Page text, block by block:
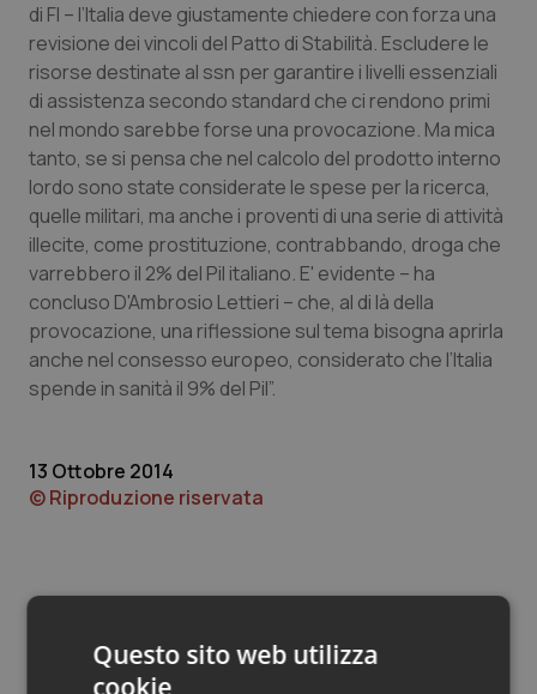
Toscana
Umbria
Valle D’Aosta
Veneto
Obesità
Oftalmologia
Oncodermatologia
Oncoematologia
Oncologia & Nutrizione
Psoriasi & pelle
Quotidiano Chirurgia
Quotidiano Pediatria
Rene & patologie urogenitali
di FI – l’Italia deve giustamente chiedere con forza una
revisione dei vincoli del Patto di Stabilità. Escludere le
risorse destinate al ssn per garantire i livelli essenziali
di assistenza secondo standard che ci rendono primi
nel mondo sarebbe forse una provocazione. Ma mica
tanto, se si pensa che nel calcolo del prodotto interno
lordo sono state considerate le spese per la ricerca,
quelle militari, ma anche i proventi di una serie di attività
illecite, come prostituzione, contrabbando, droga che
varrebbero il 2% del Pil italiano. E' evidente – ha
concluso D'Ambrosio Lettieri – che, al di là della
provocazione, una riflessione sul tema bisogna aprirla
anche nel consesso europeo, considerato che l’Italia
spende in sanità il 9% del Pil”.
13 Ottobre 2014
© Riproduzione riservata
Questo sito web utilizza
cookie